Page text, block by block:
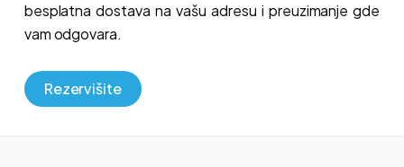
besplatna dostava na vašu adresu i preuzimanje gde
vam odgovara.
Rezervišite